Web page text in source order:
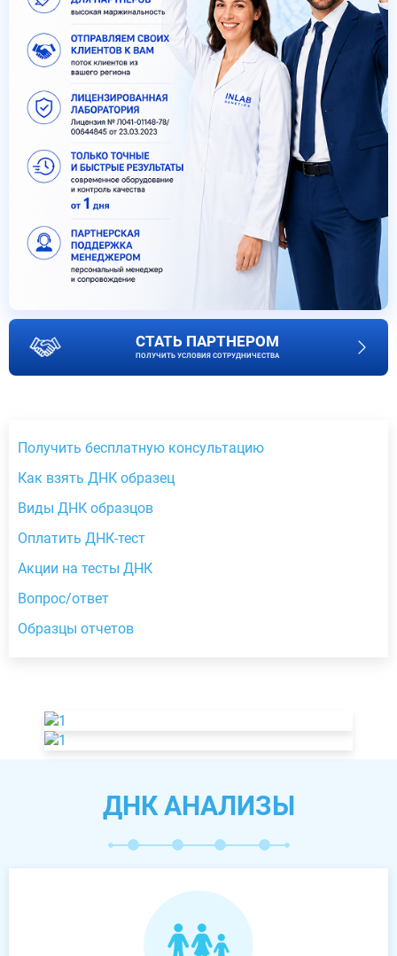
СТАТЬ ПАРТНЕРОМ
ПОЛУЧИТЬ УСЛОВИЯ СОТРУДНИЧЕСТВА
Получить бесплатную консультацию
Как взять ДНК образец
Виды ДНК образцов
Оплатить ДНК-тест
Акции на тесты ДНК
Вопрос/ответ
Образцы отчетов
ДНК АНАЛИЗЫ